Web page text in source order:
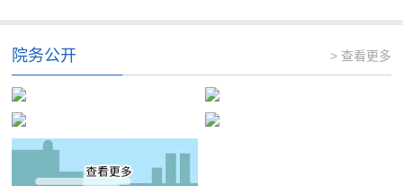
院务公开 > 查看更多